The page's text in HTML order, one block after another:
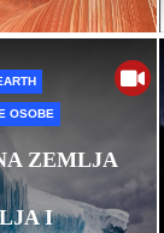
OSOBE
ZEMLJA
I